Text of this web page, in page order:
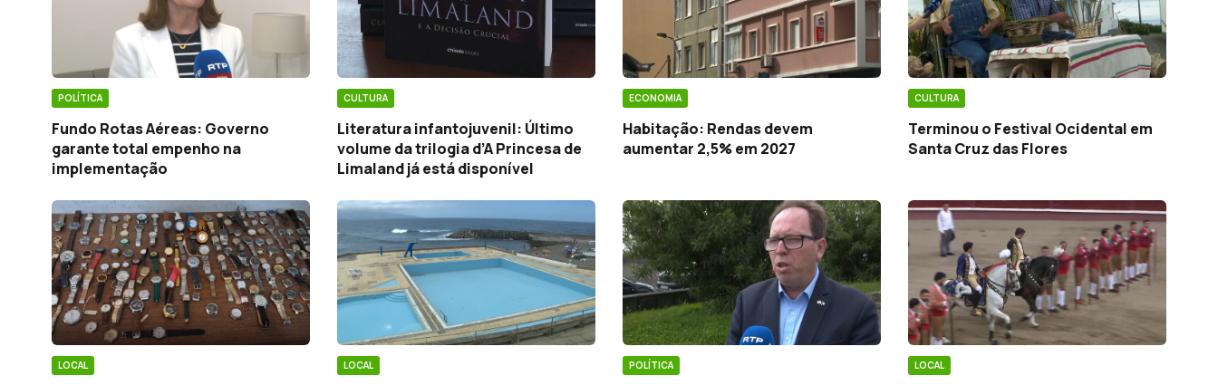
POLÍTICA
Fundo Rotas Aéreas: Governo
garante total empenho na
implementação
CULTURA
Literatura infantojuvenil: Último
volume da trilogia d’A Princesa de
Limaland já está disponível
ECONOMIA
Habitação: Rendas devem
aumentar 2,5% em 2027
CULTURA
Terminou o Festival Ocidental em
Santa Cruz das Flores
LOCAL LOCAL POLÍTICA LOCAL